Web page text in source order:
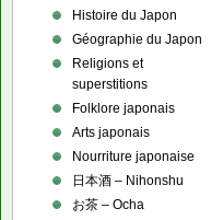
Histoire du Japon
Géographie du Japon
Religions et
superstitions
Folklore japonais
Arts japonais
Nourriture japonaise
日本酒 – Nihonshu
お茶 – Ocha